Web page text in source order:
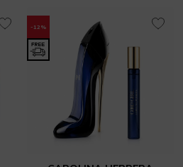
-12%